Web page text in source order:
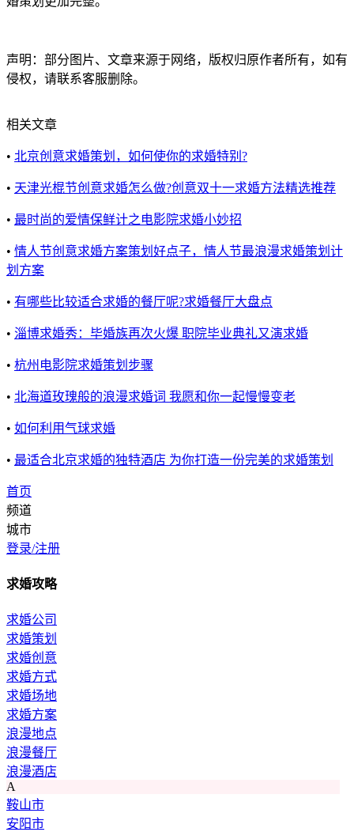
声明：部分图片、文章来源于网络，版权归原作者所有，如有
侵权，请联系客服删除。
相关文章
• 北京创意求婚策划，如何使你的求婚特别?
• 天津光棍节创意求婚怎么做?创意双十一求婚方法精选推荐
• 最时尚的爱情保鲜计之电影院求婚小妙招
• 情人节创意求婚方案策划好点子，情人节最浪漫求婚策划计
划方案
• 有哪些比较适合求婚的餐厅呢?求婚餐厅大盘点
• 淄博求婚秀：毕婚族再次火爆 职院毕业典礼又演求婚
• 杭州电影院求婚策划步骤
• 北海道玫瑰般的浪漫求婚词 我愿和你一起慢慢变老
• 如何利用气球求婚
• ​最适合北京求婚的独特酒店 为你打造一份完美的求婚策划
首页
频道
城市
登录/注册
求婚攻略
求婚公司
求婚策划
求婚创意
求婚方式
求婚场地
求婚方案
浪漫地点
浪漫餐厅
浪漫酒店
A
鞍山市
安阳市